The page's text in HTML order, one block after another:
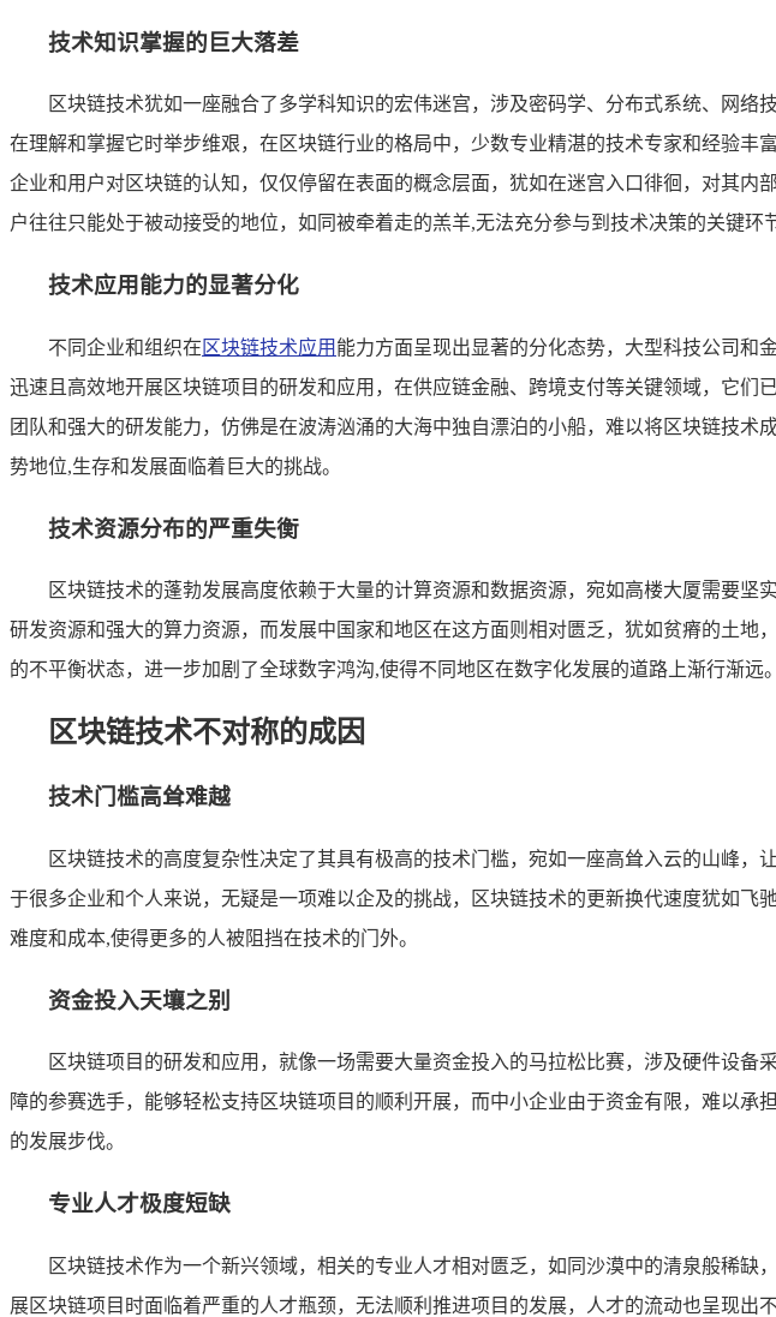
技术知识掌握的巨大落差
区块链技术犹如一座融合了多学科知识的宏伟迷宫，涉及密码学、分布式系统、网
在理解和掌握它时举步维艰，在区块链行业的格局中，少数专业精湛的技术专家和经验
企业和用户对区块链的认知，仅仅停留在表面的概念层面，犹如在迷宫入口徘徊，对其
户往往只能处于被动接受的地位，如同被牵着走的羔羊,无法充分参与到技术决策的关键环
技术应用能力的显著分化
不同企业和组织在 区块链技术应用 能力方面呈现出显著的分化态势，大型科技公司和
迅速且高效地开展区块链项目的研发和应用，在供应链金融、跨境支付等关键领域，它
团队和强大的研发能力，仿佛是在波涛汹涌的大海中独自漂泊的小船，难以将区块链技
势地位,生存和发展面临着巨大的挑战。
技术资源分布的严重失衡
区块链技术的蓬勃发展高度依赖于大量的计算资源和数据资源，宛如高楼大厦需要
研发资源和强大的算力资源，而发展中国家和地区在这方面则相对匮乏，犹如贫瘠的土
的不平衡状态，进一步加剧了全球数字鸿沟,使得不同地区在数字化发展的道路上渐行渐远。
区块链技术不对称的成因
技术门槛高耸难越
区块链技术的高度复杂性决定了其具有极高的技术门槛，宛如一座高耸入云的山峰
于很多企业和个人来说，无疑是一项难以企及的挑战，区块链技术的更新换代速度犹如
难度和成本,使得更多的人被阻挡在技术的门外。
资金投入天壤之别
区块链项目的研发和应用，就像一场需要大量资金投入的马拉松比赛，涉及硬件设
障的参赛选手，能够轻松支持区块链项目的顺利开展，而中小企业由于资金有限，难以
的发展步伐。
专业人才极度短缺
区块链技术作为一个新兴领域，相关的专业人才相对匮乏，如同沙漠中的清泉般稀
展区块链项目时面临着严重的人才瓶颈，无法顺利推进项目的发展，人才的流动也呈现